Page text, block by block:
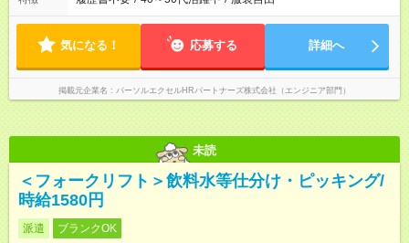
気になる！ 応募する 詳細へ
掲載元企業名 パーソルエクセルHRパートナーズ株式会社（エンジニア部門）
未読
＜フォークリフト＞飲料水等仕分け・ピッキング/
時給1580円
派遣 ブランクOK